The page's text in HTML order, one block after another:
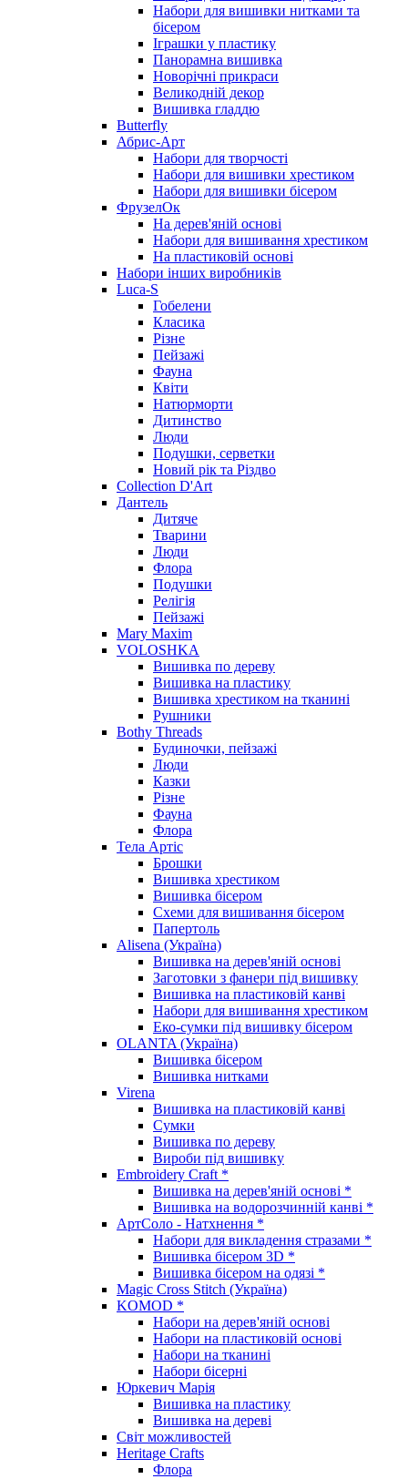
Набори для вишивки нитками та
бісером
Іграшки у пластику
Панорамна вишивка
Новорічні прикраси
Великодній декор
Вишивка гладдю
Butterfly
Абрис-Арт
Набори для творчості
Набори для вишивки хрестиком
Набори для вишивки бісером
ФрузелОк
На дерев'яній основі
Набори для вишивання хрестиком
На пластиковій основі
Набори інших виробників
Luca-S
Гобелени
Класика
Різне
Пейзажі
Фауна
Квіти
Натюрморти
Дитинство
Люди
Подушки, серветки
Новий рік та Різдво
Collection D'Art
Дантель
Дитяче
Тварини
Люди
Флора
Подушки
Релігія
Пейзажі
Mary Maxim
VOLOSHKA
Вишивка по дереву
Вишивка на пластику
Вишивка хрестиком на тканині
Рушники
Bothy Threads
Будиночки, пейзажі
Люди
Казки
Різне
Фауна
Флора
Тела Артіс
Брошки
Вишивка хрестиком
Вишивка бісером
Схеми для вишивання бісером
Папертоль
Alisena (Україна)
Вишивка на дерев'яній основі
Заготовки з фанери під вишивку
Вишивка на пластиковій канві
Набори для вишивання хрестиком
Еко-сумки під вишивку бісером
OLANTA (Україна)
Вишивка бісером
Вишивка нитками
Virena
Вишивка на пластиковій канві
Сумки
Вишивка по дереву
Вироби під вишивку
Embroidery Craft *
Вишивка на дерев'яній основі *
Вишивка на водорозчинній канві *
АртСоло - Натхнення *
Набори для викладення стразами *
Вишивка бісером 3D *
Вишивка бісером на одязі *
Magic Cross Stitch (Україна)
KOMOD *
Набори на дерев'яній основі
Набори на пластиковій основі
Набори на тканині
Набори бісерні
Юркевич Марія
Вишивка на пластику
Вишивка на дереві
Світ можливостей
Heritage Crafts
Флора